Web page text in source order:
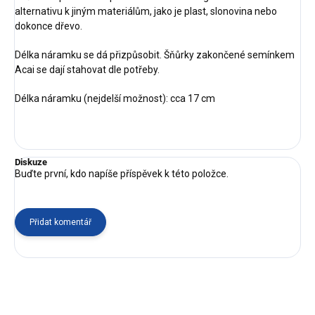
alternativu k jiným materiálům, jako je plast, slonovina nebo
dokonce dřevo.
Délka náramku se dá přizpůsobit. Šňůrky zakončené semínkem
Acai se dají stahovat dle potřeby.
Délka náramku (nejdelší možnost): cca 17 cm
Diskuze
Buďte první, kdo napíše příspěvek k této položce.
Přidat komentář